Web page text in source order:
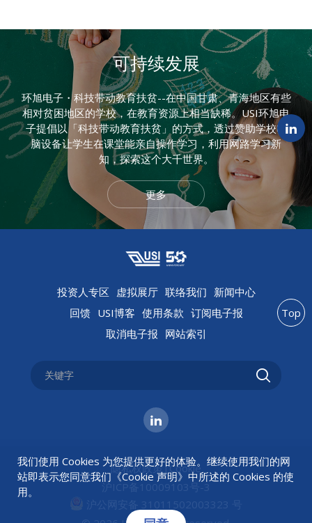
可持续发展
环旭电子・科技带动教育扶贫--在中国甘肃、青海地区有些
相对贫困地区的学校，在教育资源上相当缺稀。USI环旭电
子提倡以「科技带动教育扶贫」的方式，透过赞助学校电
脑设备让学生在课堂能亲自操作学习，利用网路学习新
知，探索这个大千世界。
更多
投资人专区 虚拟展厅 联络我们 新闻中心
回馈 USI博客 使用条款 订阅电子报
取消电子报 网站索引
隐私权政策 |Cookie
沪ICP备10009103号-3
沪公网安备 31011502003323 号
Top
我们使用 Cookies 为您提供更好的体验。继续使用我们的网
站即表示您同意我们《Cookie 声明》中所述的 Cookies 的使
用。